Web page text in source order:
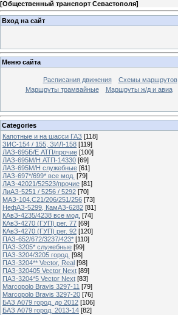
[Общественный транспорт Севастополя]
Вход на сайт
Меню сайта
Расписания движения Схемы маршрутов
Маршруты трамвайные
Маршруты ж/д и авиа
Categories
Капотные и на шасси ГАЗ [118]
ЗИС-154 / 155, ЗИЛ-158 [119]
ЛАЗ-695Б/Е АТП/прочие [100]
ЛАЗ-695М/Н АТП-14330 [69]
ЛАЗ-695М/Н служебные [61]
ЛАЗ-697*/699* все мод. [79]
ЛАЗ-42021/52523/прочие [81]
ЛиАЗ-5251 / 5256 / 5292 [70]
МАЗ-104.C21/206/251/256 [73]
НефАЗ-5299, КамАЗ-6282 [81]
КАвЗ-4235/4238 все мод. [74]
КАвЗ-4270 (ГУП) рег. 77 [69]
КАвЗ-4270 (ГУП) рег. 92 [120]
ПАЗ-652/672/3237/423* [110]
ПАЗ-3205* служебные [99]
ПАЗ-3204/3205 город. [98]
ПАЗ-3204** Vector, Real [98]
ПАЗ-320405 Vector Next [89]
ПАЗ-3204*5 Vector Next [83]
Marcopolo Bravis 3297-11 [79]
Marcopolo Bravis 3297-20 [76]
БАЗ А079 город. до 2012 [106]
БАЗ А079 город. 2013-14 [82]